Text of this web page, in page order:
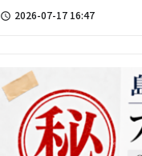
access_time 2026-07-17 16:47